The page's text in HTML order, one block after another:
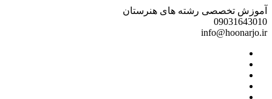
آموزش تخصصی رشته های هنرستان
09031643010
info@hoonarjo.ir